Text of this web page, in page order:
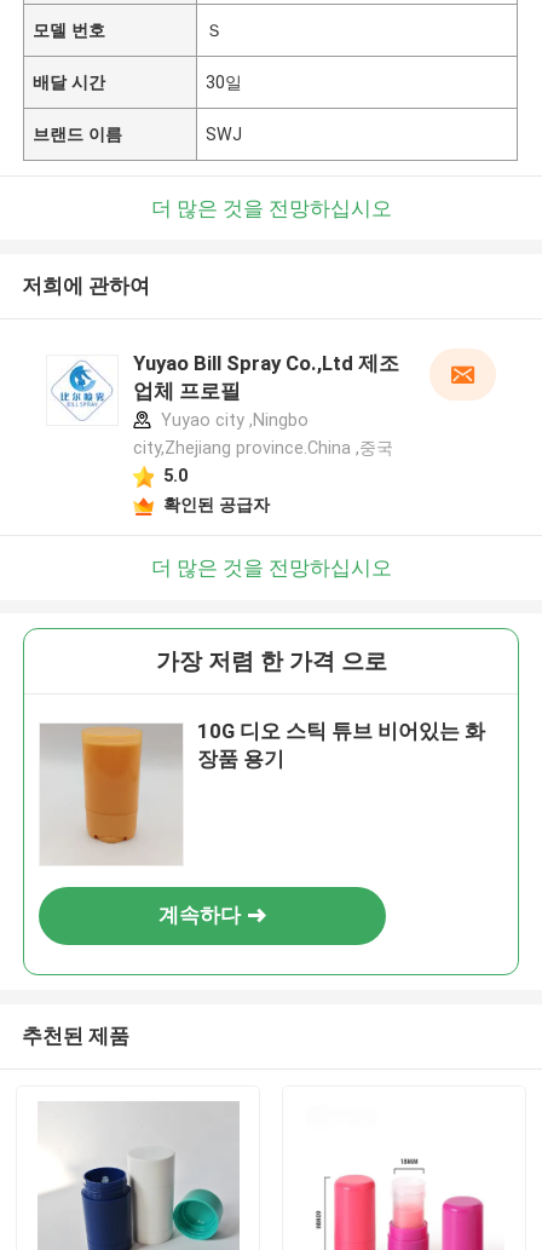
모델 번호 Ｓ
배달 시간 30일
브랜드 이름 SWJ
더 많은 것을 전망하십시오
저희에 관하여
Yuyao Bill Spray Co.,Ltd 제조
업체 프로필
Yuyao city ,Ningbo
city,Zhejiang province.China ,중국
5.0
확인된 공급자
더 많은 것을 전망하십시오
가장 저렴 한 가격 으로
10G 디오 스틱 튜브 비어있는 화
장품 용기
계속하다
추천된 제품